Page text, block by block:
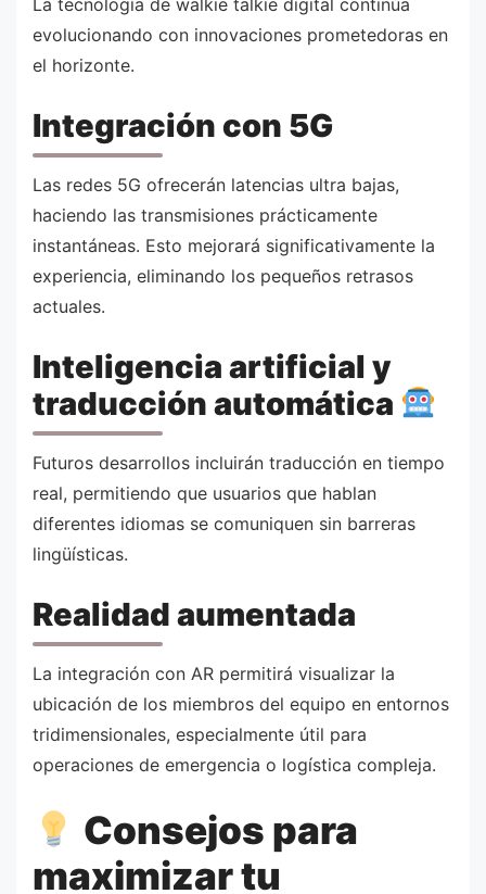
evolucionando con innovaciones prometedoras en
el horizonte.
Integración con 5G
Las redes 5G ofrecerán latencias ultra bajas,
haciendo las transmisiones prácticamente
instantáneas. Esto mejorará significativamente la
experiencia, eliminando los pequeños retrasos
actuales.
Inteligencia artificial y
traducción automática
Futuros desarrollos incluirán traducción en tiempo
real, permitiendo que usuarios que hablan
diferentes idiomas se comuniquen sin barreras
lingüísticas.
Realidad aumentada
La integración con AR permitirá visualizar la
ubicación de los miembros del equipo en entornos
tridimensionales, especialmente útil para
operaciones de emergencia o logística compleja.
Consejos para
maximizar tu